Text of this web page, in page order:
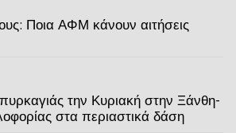
Ποια ΑΦΜ κάνουν αιτήσεις
την Κυριακή στην Ξάνθη-
στα περιαστικά δάση